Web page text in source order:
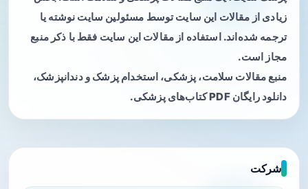
زیادی از مقالات این سایت توسط مسئولین سایت نوشته یا
ترجمه شده‌اند. استفاده از مقالات این سایت فقط با ذکر منبع
مجاز است.
منبع مقالات سلامت، پزشکی، استخدام پزشک و دندانپزشک،
دانلود رایگان PDF کتاب‌های پزشکی.
شرکت